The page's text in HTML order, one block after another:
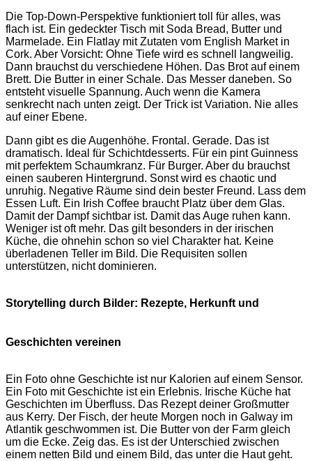
Die Top-Down-Perspektive funktioniert toll für alles, was
flach ist. Ein gedeckter Tisch mit Soda Bread, Butter und
Marmelade. Ein Flatlay mit Zutaten vom English Market in
Cork. Aber Vorsicht: Ohne Tiefe wird es schnell langweilig.
Dann brauchst du verschiedene Höhen. Das Brot auf einem
Brett. Die Butter in einer Schale. Das Messer daneben. So
entsteht visuelle Spannung. Auch wenn die Kamera
senkrecht nach unten zeigt. Der Trick ist Variation. Nie alles
auf einer Ebene.
Dann gibt es die Augenhöhe. Frontal. Gerade. Das ist
dramatisch. Ideal für Schichtdesserts. Für ein pint Guinness
mit perfektem Schaumkranz. Für Burger. Aber du brauchst
einen sauberen Hintergrund. Sonst wird es chaotic und
unruhig. Negative Räume sind dein bester Freund. Lass dem
Essen Luft. Ein Irish Coffee braucht Platz über dem Glas.
Damit der Dampf sichtbar ist. Damit das Auge ruhen kann.
Weniger ist oft mehr. Das gilt besonders in der irischen
Küche, die ohnehin schon so viel Charakter hat. Keine
überladenen Teller im Bild. Die Requisiten sollen
unterstützen, nicht dominieren.
Storytelling durch Bilder: Rezepte, Herkunft und
Geschichten vereinen
Ein Foto ohne Geschichte ist nur Kalorien auf einem Sensor.
Ein Foto mit Geschichte ist ein Erlebnis. Irische Küche hat
Geschichten im Überfluss. Das Rezept deiner Großmutter
aus Kerry. Der Fisch, der heute Morgen noch in Galway im
Atlantik geschwommen ist. Die Butter von der Farm gleich
um die Ecke. Zeig das. Es ist der Unterschied zwischen
einem netten Bild und einem Bild, das unter die Haut geht.